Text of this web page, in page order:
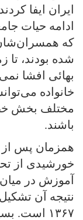
ایران ایفا
ادامه حیات
که همسران‌شان
شده بودند،
بهائی افشا
خانواده
مختلف بخش
باشند.
خورشیدی از
آموزش در
نتیجه آن
۱۳۶۷